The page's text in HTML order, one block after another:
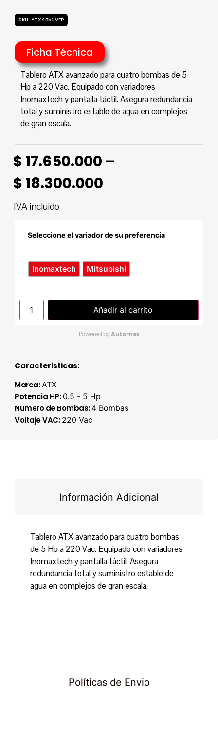
SKU: ATX4B52VFP
Ficha Técnica
Tablero ATX avanzado para cuatro bombas de 5
Hp a 220 Vac. Equipado con variadores
Inomaxtech y pantalla táctil. Asegura redundancia
total y suministro estable de agua en complejos
de gran escala.
$17.650.000 –
$18.300.000
IVA incluido
Seleccione el variador de su preferencia
Inomaxtech Mitsubishi
Añadir al carrito
Powered byAutomex
Caracteristicas:
Marca: ATX
Potencia HP: 0.5 - 5 Hp
Numero de Bombas: 4 Bombas
Voltaje VAC: 220 Vac
Información Adicional
Políticas de Envio
Tablero ATX avanzado para cuatro bombas
de 5 Hp a 220 Vac. Equipado con variadores
Inomaxtech y pantalla táctil. Asegura
redundancia total y suministro estable de
agua en complejos de gran escala.